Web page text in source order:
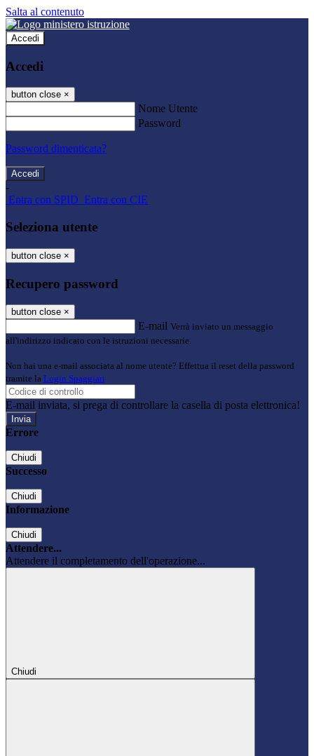
Salta al contenuto
Accedi
Accedi
button close ×
Nome Utente
Password
Password dimenticata?
-
Entra con SPID Entra con CIE
Seleziona utente
button close ×
Recupero password
button close ×
E-mail Verrà inviato un messaggio
all'indirizzo indicato con le istruzioni necessarie.
Non hai una e-mail associata al nome utente? Effettua il reset della password
tramite la Login Spaggiari
E-mail inviata, si prega di controllare la casella di posta elettronica!
Errore
Chiudi
Successo
Chiudi
Informazione
Chiudi
Attendere...
Attendere il completamento dell'operazione...
Chiudi